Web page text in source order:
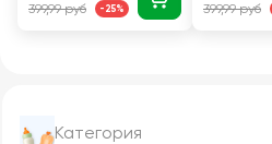
Категория
399,99 руб -25% 399,99 руб